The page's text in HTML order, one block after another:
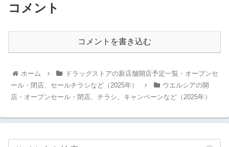
コメント
コメントを書き込む
ホーム
ドラッグストアの新店舗開店予定一覧・オープンセ
ール・閉店、セールチラシなど（2025年）
ウエルシアの開
店・オープンセール・閉店、チラシ、キャンペーンなど（2025年）